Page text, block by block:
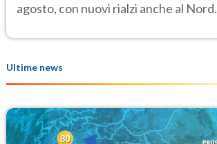
agosto, con nuovi rialzi anche al Nord.
Ultime news